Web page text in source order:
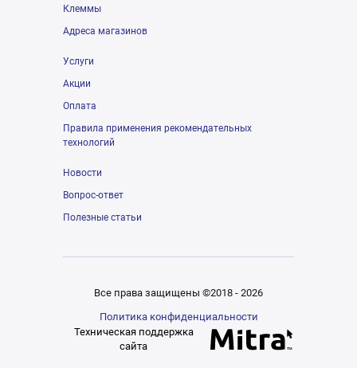
Клеммы
Адреса магазинов
Услуги
Акции
Оплата
Правила применения рекомендательных
технологий
Новости
Вопрос-ответ
Полезные статьи
Все права защищены ©2018 - 2026
Политика конфиденциальности
Техническая поддержка
сайта